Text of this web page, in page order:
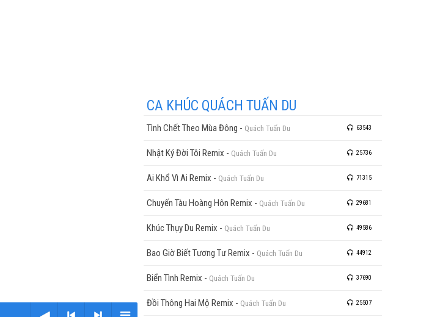
CA KHÚC QUÁCH TUẤN DU
Tình Chết Theo Mùa Đông - Quách Tuấn Du 63543
Nhật Ký Đời Tôi Remix - Quách Tuấn Du 25736
Ai Khổ Vì Ai Remix - Quách Tuấn Du 71315
Chuyến Tàu Hoàng Hôn Remix - Quách Tuấn Du 29681
Khúc Thụy Du Remix - Quách Tuấn Du 49586
Bao Giờ Biết Tương Tư Remix - Quách Tuấn Du 44912
Biển Tình Remix - Quách Tuấn Du 37690
Đồi Thông Hai Mộ Remix - Quách Tuấn Du 25507